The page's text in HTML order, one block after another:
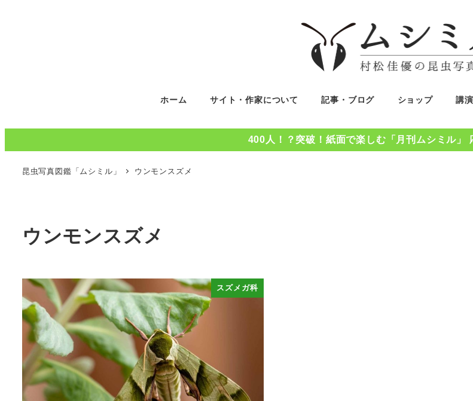
ホーム サイト・作家について 記事・ブログ ショップ 講
400人！？突破！紙面で楽しむ「月刊ムシミル」
昆虫写真図鑑「ムシミル」 ウンモンスズメ
ウンモンスズメ
スズメガ科